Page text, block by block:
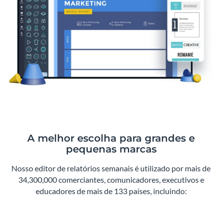
A melhor escolha para grandes e
pequenas marcas
Nosso editor de relatórios semanais é utilizado por mais de
34,300,000 comerciantes, comunicadores, executivos e
educadores de mais de 133 países, incluindo: